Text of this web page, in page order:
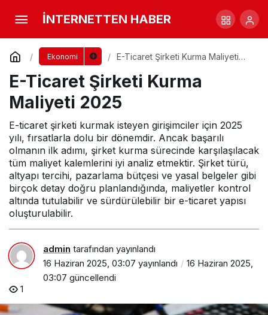
İNTERNETTEN HABER
Ekonomi
E-Ticaret Şirketi Kurma Maliyeti
E-Ticaret Şirketi Kurma
Maliyeti 2025
E-ticaret şirketi kurmak isteyen girişimciler için 2025
yılı, fırsatlarla dolu bir dönemdir. Ancak başarılı
olmanın ilk adımı, şirket kurma sürecinde karşılaşılacak
tüm maliyet kalemlerini iyi analiz etmektir. Şirket türü,
altyapı tercihi, pazarlama bütçesi ve yasal belgeler gibi
birçok detay doğru planlandığında, maliyetler kontrol
altında tutulabilir ve sürdürülebilir bir e-ticaret yapısı
oluşturulabilir.
admin tarafından yayınlandı
16 Haziran 2025, 03:07 yayınlandı
16 Haziran 2025,
03:07 güncellendi
1
E-Ticaret Şirketi Kurma Maliyeti 2025
Yorum Yap